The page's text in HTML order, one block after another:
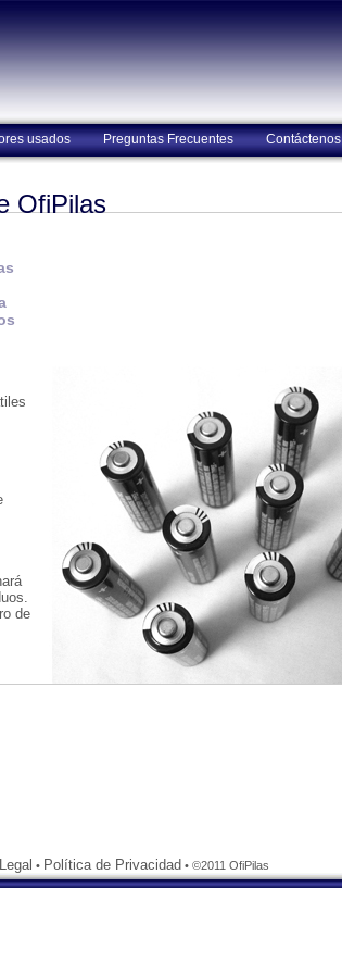
usados Preguntas Frecuentes Contáctenos
OfiPilas
de
• Política de Privacidad • ©2011 OfiPilas